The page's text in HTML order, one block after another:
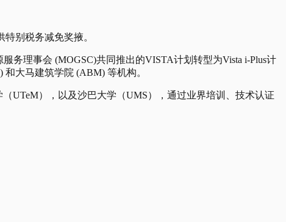
别税务减免奖掖。
务理事会 (MOGSC)共同推出的VISTA计划转型为Vista i-Plus计
大马建筑学院 (ABM) 等机构。
UTeM），以及沙巴大学（UMS），通过业界培训、技术认证